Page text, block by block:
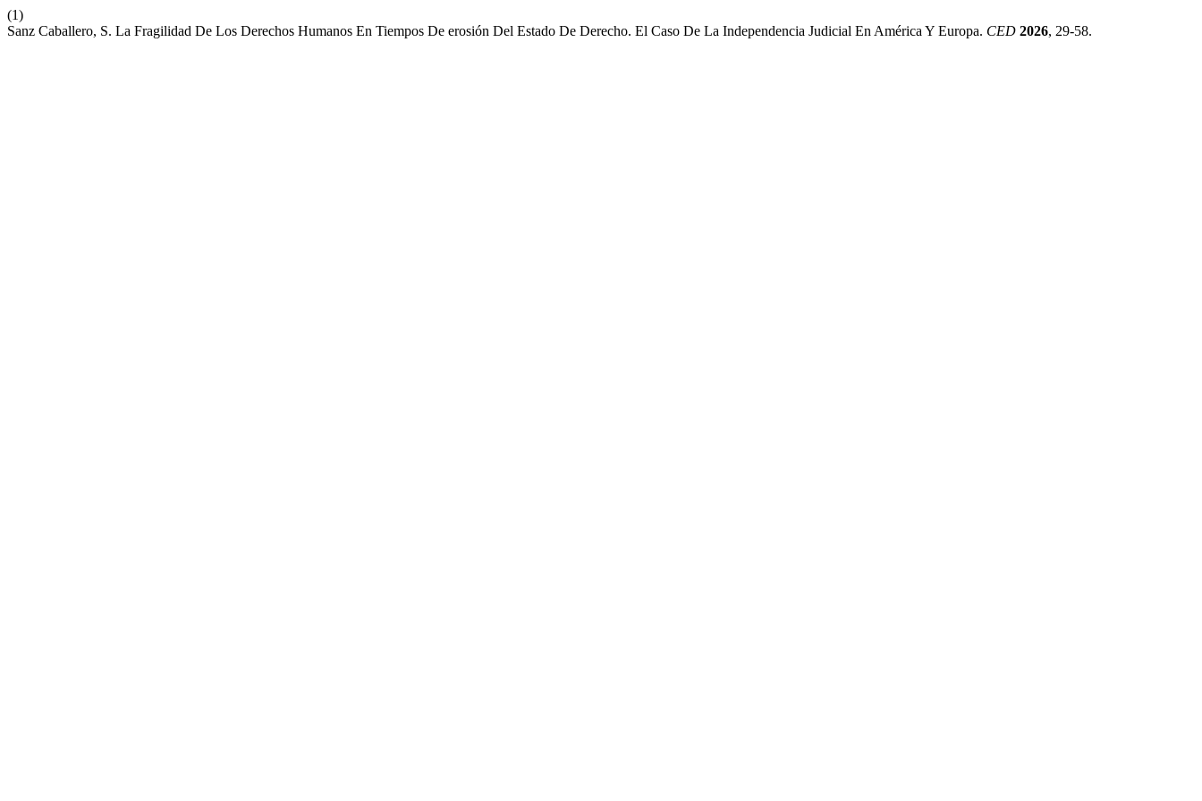
(1)
Sanz Caballero, S. La Fragilidad De Los Derechos Humanos En Tiempos De erosión Del Estado De Derecho. El Caso De La Independencia Judicial En América Y Europa. CED 2026, 29-58.